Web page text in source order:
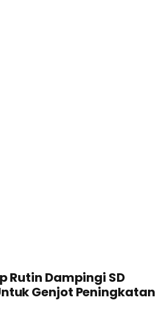
Rutin Dampingi SD
Genjot Peningkatan